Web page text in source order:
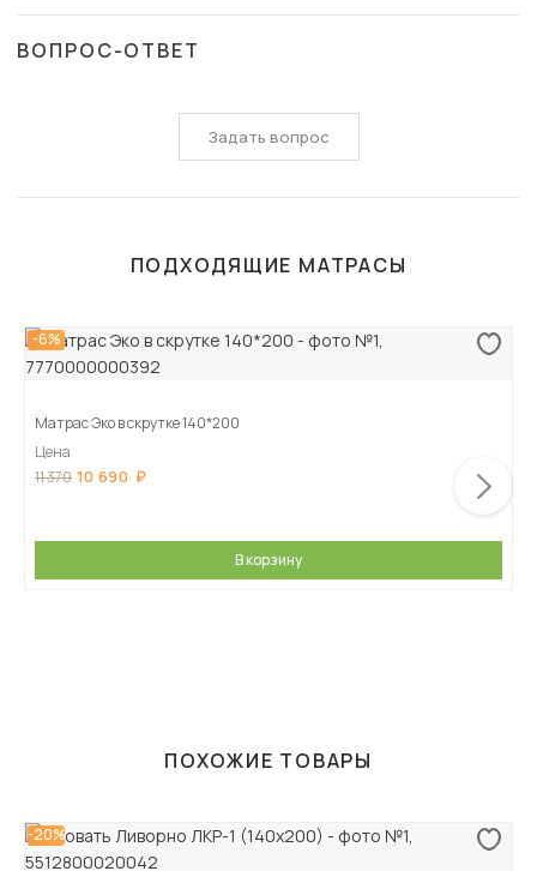
ВОПРОС-ОТВЕТ
Задать вопрос
ПОДХОДЯЩИЕ МАТРАСЫ
-6%
Матрас Эко в скрутке 140*200
Цена
11 370 10 690
В корзину
ПОХОЖИЕ ТОВАРЫ
-20%